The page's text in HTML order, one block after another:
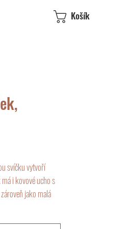
Košík
svíčku vytvoří
i kovové ucho s
jako malá
městečko.